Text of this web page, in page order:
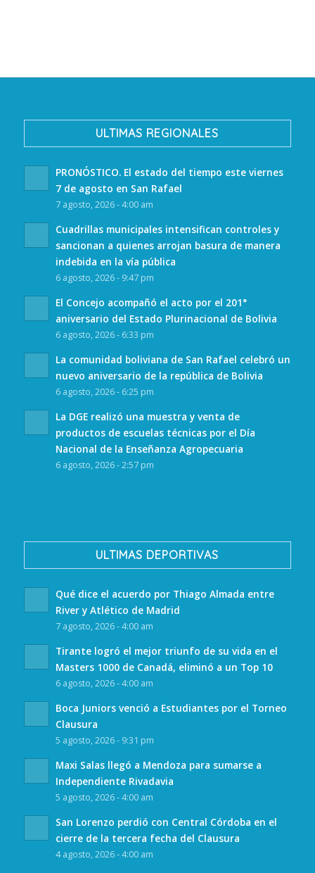
ULTIMAS REGIONALES
PRONÓSTICO. El estado del tiempo este viernes
7 de agosto en San Rafael
7 agosto, 2026 - 4:00 am
Cuadrillas municipales intensifican controles y
sancionan a quienes arrojan basura de manera
indebida en la vía pública
6 agosto, 2026 - 9:47 pm
El Concejo acompañó el acto por el 201°
aniversario del Estado Plurinacional de Bolivia
6 agosto, 2026 - 6:33 pm
La comunidad boliviana de San Rafael celebró un
nuevo aniversario de la república de Bolivia
6 agosto, 2026 - 6:25 pm
La DGE realizó una muestra y venta de
productos de escuelas técnicas por el Día
Nacional de la Enseñanza Agropecuaria
6 agosto, 2026 - 2:57 pm
ULTIMAS DEPORTIVAS
Qué dice el acuerdo por Thiago Almada entre
River y Atlético de Madrid
7 agosto, 2026 - 4:00 am
Tirante logró el mejor triunfo de su vida en el
Masters 1000 de Canadá, eliminó a un Top 10
6 agosto, 2026 - 4:00 am
Boca Juniors venció a Estudiantes por el Torneo
Clausura
5 agosto, 2026 - 9:31 pm
Maxi Salas llegó a Mendoza para sumarse a
Independiente Rivadavia
5 agosto, 2026 - 4:00 am
San Lorenzo perdió con Central Córdoba en el
cierre de la tercera fecha del Clausura
4 agosto, 2026 - 4:00 am